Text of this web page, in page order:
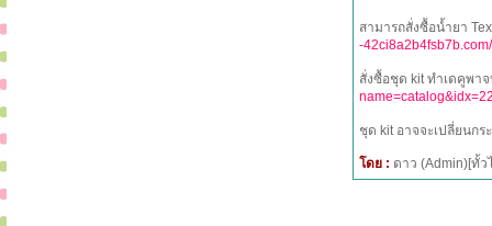
สามารถสั่งซื้อน้ำยา
-
สั่งซื้อชุด kit ทำเดคูพา
ชุด kit อาจจะเปลี่ยนก
โดย : ดาว (Admin)[